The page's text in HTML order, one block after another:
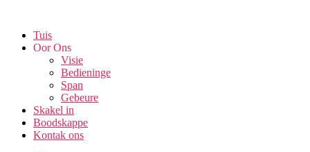
content
Tuis
Oor Ons
Visie
Bedieninge
Span
Gebeure
Skakel in
Boodskappe
Kontak ons